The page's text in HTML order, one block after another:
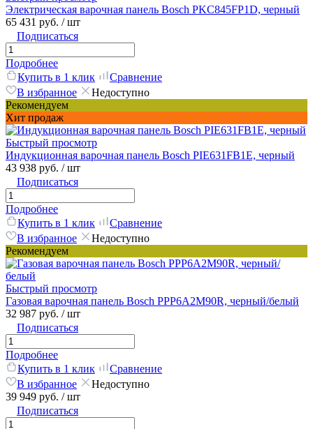
Электрическая варочная панель Bosch PKC845FP1D, черный
65 431 руб. / шт
Подписаться
Подробнее
Купить в 1 клик
Сравнение
В избранное
Недоступно
Рекомендуем
Хит продаж
Быстрый просмотр
Индукционная варочная панель Bosch PIE631FB1E, черный
43 938 руб. / шт
Подписаться
Подробнее
Купить в 1 клик
Сравнение
В избранное
Недоступно
Рекомендуем
Быстрый просмотр
Газовая варочная панель Bosch PPP6A2M90R, черный/белый
32 987 руб. / шт
Подписаться
Подробнее
Купить в 1 клик
Сравнение
В избранное
Недоступно
39 949 руб. / шт
Подписаться